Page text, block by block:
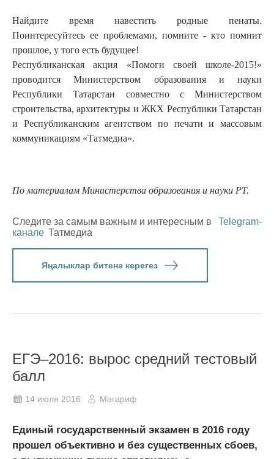
Найдите время навестить родные пенаты.
Поинтересуйтесь ее проблемами, помните - кто помнит
прошлое, у того есть будущее!
Республиканская акция «Помоги своей школе-2015!»
проводится Министерством образования и науки
Республики Татарстан совместно с Министерством
строительства, архитектуры и ЖКХ Республики Татарстан
и Республиканским агентством по печати и массовым
коммуникациям «Татмедиа».
По материалам Министерства образования и науки РТ.
Следите за самым важным и интересным в
Telegram-
канале Татмедиа
Яңалыклар битенә керегез
ЕГЭ–2016: вырос средний тестовый
балл
14 июля 2016 Мәгариф
Единый государственный экзамен в 2016 году
прошел объективно и без существенных сбоев,